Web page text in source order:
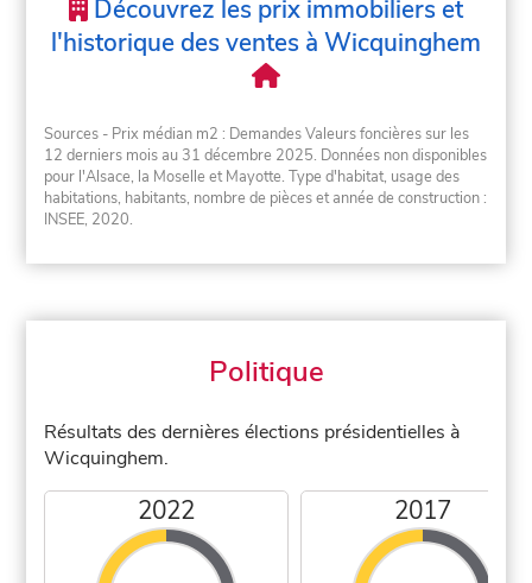
Découvrez les prix immobiliers et
l'historique des ventes à Wicquinghem
Sources - Prix médian m2 : Demandes Valeurs foncières sur les
12 derniers mois au 31 décembre 2025. Données non disponibles
pour l'Alsace, la Moselle et Mayotte. Type d'habitat, usage des
habitations, habitants, nombre de pièces et année de construction :
INSEE, 2020.
Politique
Résultats des dernières élections présidentielles à
Wicquinghem.
2022 2017